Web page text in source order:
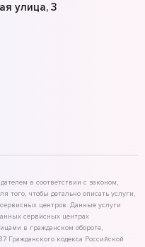
улица, 3
в соответствии с законом,
того, чтобы детально описать услуги,
центров. Данные услуги
сервисных центрах
в гражданском обороте,
Гражданского кодекса Российской